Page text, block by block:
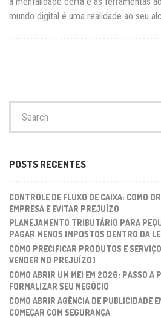
mundo digital é uma realidade ao seu
POSTS RECENTES
CONTROLE DE FLUXO DE CAIXA: COMO
EMPRESA E EVITAR PREJUÍZO
PLANEJAMENTO TRIBUTÁRIO PARA
PAGAR MENOS IMPOSTOS DENTRO DA
COMO PRECIFICAR PRODUTOS E
VENDER NO PREJUÍZO)
COMO ABRIR UM MEI EM 2026: PASSO A
FORMALIZAR SEU NEGÓCIO
COMO ABRIR AGÊNCIA DE PUBLICIDADE
COMEÇAR COM SEGURANÇA